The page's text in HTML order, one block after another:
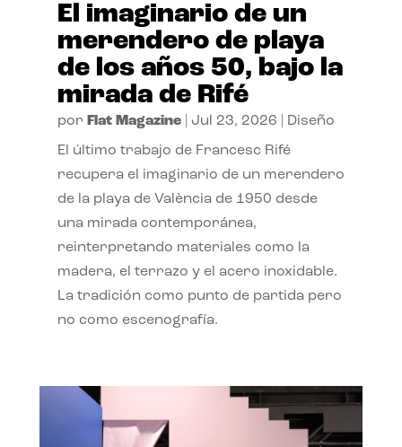
El imaginario de un
merendero de playa
de los años 50, bajo la
mirada de Rifé
por Flat Magazine| Jul 23, 2026 Diseño
El último trabajo de Francesc Rifé
recupera el imaginario de un merendero
de la playa de València de 1950 desde
una mirada contemporánea,
reinterpretando materiales como la
madera, el terrazo y el acero inoxidable.
La tradición como punto de partida pero
no como escenografía.